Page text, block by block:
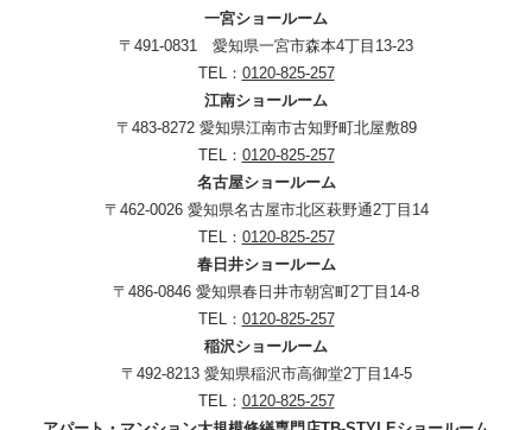
一宮ショールーム
〒491-0831 愛知県一宮市森本4丁目13-23
TEL： 0120-825-257
江南ショールーム
〒483-8272 愛知県江南市古知野町北屋敷89
TEL： 0120-825-257
名古屋ショールーム
〒462-0026 愛知県名古屋市北区萩野通2丁目14
TEL： 0120-825-257
春日井ショールーム
〒486-0846 愛知県春日井市朝宮町2丁目14-8
TEL： 0120-825-257
稲沢ショールーム
〒492-8213 愛知県稲沢市高御堂2丁目14-5
TEL： 0120-825-257